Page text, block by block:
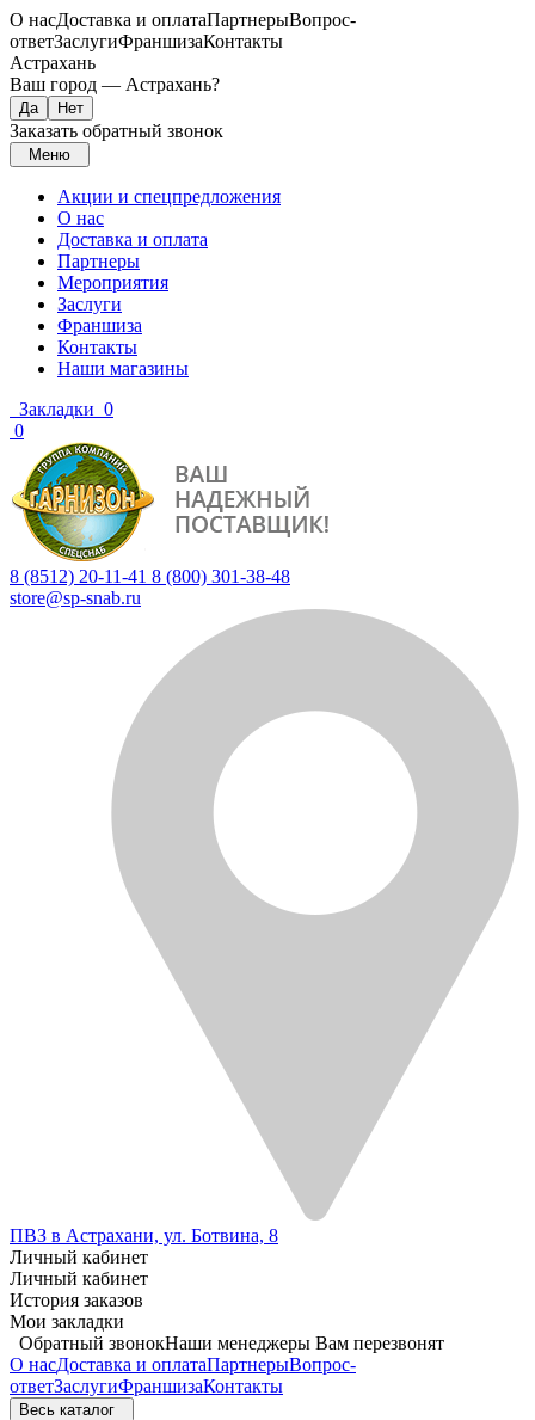
О насДоставка и оплатаПартнерыВопрос-
ответЗаслугиФраншизаКонтакты
Астрахань
Ваш город — Астрахань?
Заказать обратный звонок
Меню
Акции и спецпредложения
О нас
Доставка и оплата
Партнеры
Мероприятия
Заслуги
Франшиза
Контакты
Наши магазины
Закладки 0
0
8 (8512) 20-11-41 8 (800) 301-38-48
store@sp-snab.ru
ПВЗ в Астрахани, ул. Ботвина, 8
Личный кабинет
Личный кабинет
История заказов
Мои закладки
Обратный звонокНаши менеджеры Вам перезвонят
О насДоставка и оплатаПартнерыВопрос-
ответЗаслугиФраншизаКонтакты
Весь каталог